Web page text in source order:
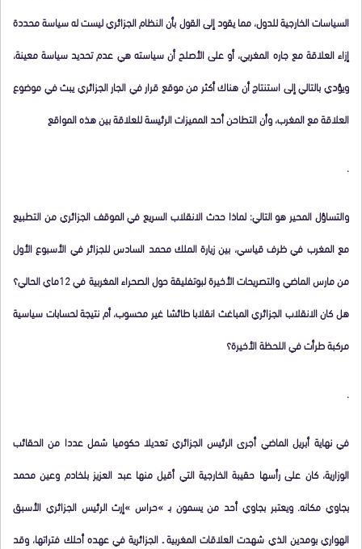
السياسات الخارجية للدول، مما يقود إلى القول بأن النظام الجزائري ليست له سياسة محددة
إزاء العلاقة مع جاره المغربي، أو على الأصلح أن سياسته هي عدم تحديد سياسة معينة،
ويؤدي بالتالي إلى استنتاج أن هناك أكثر من موقع قرار في الجار الجزائري يبث في موضوع
العلاقة مع المغرب، وأن التطاحن أحد المميزات الرئيسة للعلاقة بين هذه المواقع
.
والتساؤل المحير هو التالي: لماذا حدث الانقلاب السريع في الموقف الجزائري من التطبيع
مع المغرب في ظرف قياسي، بين زيارة الملك محمد السادس للجزائر في الأسبوع الأول
من مارس الماضي والتصريحات الأخيرة لبوتفليقة حول الصحراء المغربية في 12ماي الحالي؟
هل كان الانقلاب الجزائري المباغث انقلابا طائشا غير محسوب، أم نتيجة لحسابات سياسية
مركبة طرأت في اللحظة الأخيرة؟
.
في نهاية أبريل الماضي أجرى الرئيس الجزائري تعديلا حكوميا شمل عددا من الحقائب
الوزارية، كان على رأسها حقيبة الخارجية التي أقيل منها عبد العزيز بلخادم وعين محمد
بجاوي مكانه. ويعتبر بجاوي أحد من يسمون بـ »حراس »إرث الرئيس الجزائري الأسبق
الهواري بومدين الذي شهدت العلاقات المغربية ـ الجزائرية في عهده أحلك فتراتها، وقد